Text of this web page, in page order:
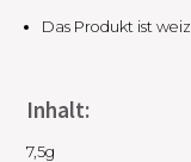
Das Produkt ist
Inhalt:
7,5g